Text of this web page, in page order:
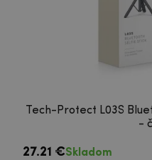
Tech-Protect L03S
-
27.21 €Skladom